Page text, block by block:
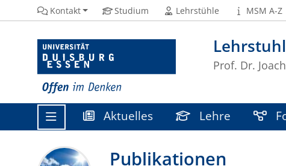
Prof. Dr.
Kontakt Studium Lehrstühle MSM A-Z
Aktuelles Lehre
Publikationen